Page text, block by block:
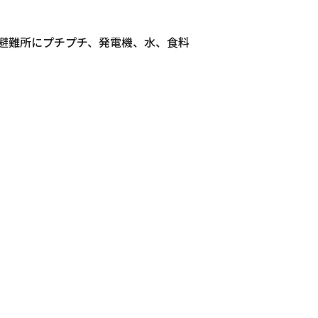
難所にプチプチ、発電機、水、食料